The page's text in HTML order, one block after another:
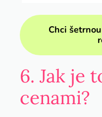
Chci
6. Jak je
cenami?